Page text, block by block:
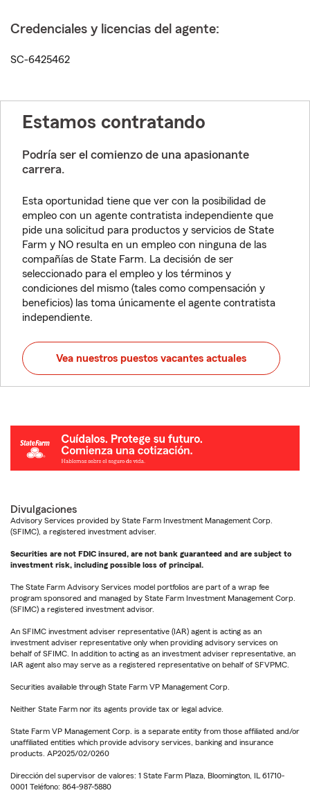
Credenciales y licencias del agente:
SC-6425462
Estamos contratando
Podría ser el comienzo de una apasionante
carrera.
Esta oportunidad tiene que ver con la posibilidad de
empleo con un agente contratista independiente que
pide una solicitud para productos y servicios de State
Farm y NO resulta en un empleo con ninguna de las
compañías de State Farm. La decisión de ser
seleccionado para el empleo y los términos y
condiciones del mismo (tales como compensación y
beneficios) las toma únicamente el agente contratista
independiente.
Vea nuestros puestos vacantes actuales
Divulgaciones
Advisory Services provided by State Farm Investment Management Corp.
(SFIMC), a registered investment adviser.
Securities are not FDIC insured, are not bank guaranteed and are subject to
investment risk, including possible loss of principal.
The State Farm Advisory Services model portfolios are part of a wrap fee
program sponsored and managed by State Farm Investment Management Corp.
(SFIMC) a registered investment advisor.
An SFIMC investment adviser representative (IAR) agent is acting as an
investment adviser representative only when providing advisory services on
behalf of SFIMC. In addition to acting as an investment adviser representative, an
IAR agent also may serve as a registered representative on behalf of SFVPMC.
Securities available through State Farm VP Management Corp.
Neither State Farm nor its agents provide tax or legal advice.
State Farm VP Management Corp. is a separate entity from those affiliated and/or
unaffiliated entities which provide advisory services, banking and insurance
products. AP2025/02/0260
Dirección del supervisor de valores: 1 State Farm Plaza, Bloomington, IL 61710-
0001 Teléfono: 864-987-5880